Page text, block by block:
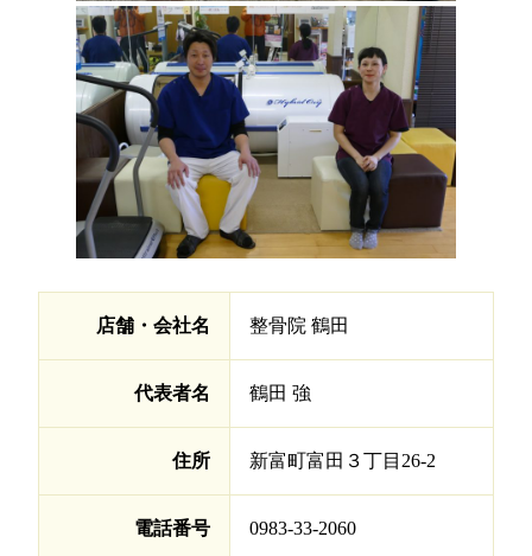
店舗・会社名 整骨院 鶴田
代表者名 鶴田 強
住所 新富町富田３丁目26-2
電話番号 0983-33-2060